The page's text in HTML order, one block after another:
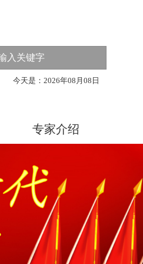
今天是：2026年08月08日
专家介绍